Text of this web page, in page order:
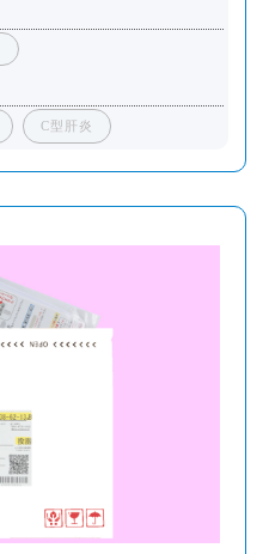
C型肝炎